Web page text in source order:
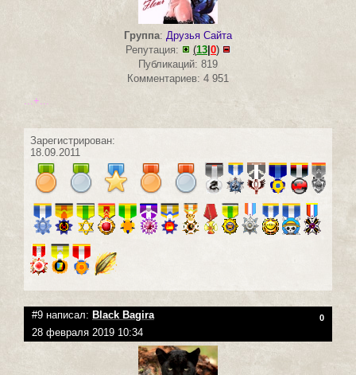
Группа: Друзья Сайта
Репутация:
(13 0)
Публикаций: 819
Комментариев: 4 951
...+...
Зарегистрирован:
18.09.2011
#9 написал: Black Bagira 0
28 февраля 2019 10:34